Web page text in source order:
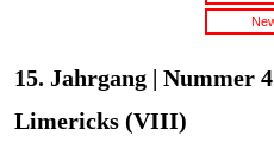
15. Jahrgang | Nummer
Limericks (VIII)